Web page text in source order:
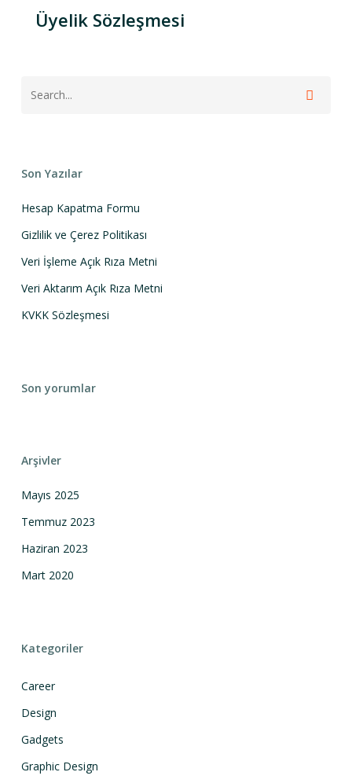
Üyelik Sözleşmesi
Son Yazılar
Hesap Kapatma Formu
Gizlilik ve Çerez Politikası
Veri İşleme Açık Rıza Metni
Veri Aktarım Açık Rıza Metni
KVKK Sözleşmesi
Son yorumlar
Arşivler
Mayıs 2025
Temmuz 2023
Haziran 2023
Mart 2020
Kategoriler
Career
Design
Gadgets
Graphic Design